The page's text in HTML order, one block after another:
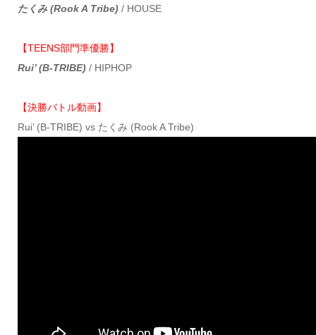
たくみ (Rook A Tribe)/ HOUSE
【TEENS部門準優勝】
Rui’ (B-TRIBE)/ HIPHOP
【決勝バトル動画】
Rui’ (B-TRIBE) vs たくみ (Rook A Tribe)